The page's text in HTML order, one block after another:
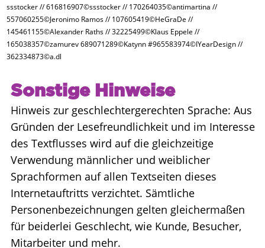
ssstocker // 616816907©ssstocker // 170264035©antimartina //
557060255©Jeronimo Ramos // 107605419©HeGraDe //
145461155©Alexander Raths // 32225499©Klaus Eppele //
165038357©zamurev 689071289©Katynn #965583974©IYearDesign //
362334873©a.dl
Sonstige Hinweise
Hinweis zur geschlechtergerechten Sprache: Aus
Gründen der Lesefreundlichkeit und im Interesse
des Textflusses wird auf die gleichzeitige
Verwendung männlicher und weiblicher
Sprachformen auf allen Textseiten dieses
Internetauftritts verzichtet. Sämtliche
Personenbezeichnungen gelten gleichermaßen
für beiderlei Geschlecht, wie Kunde, Besucher,
Mitarbeiter und mehr.